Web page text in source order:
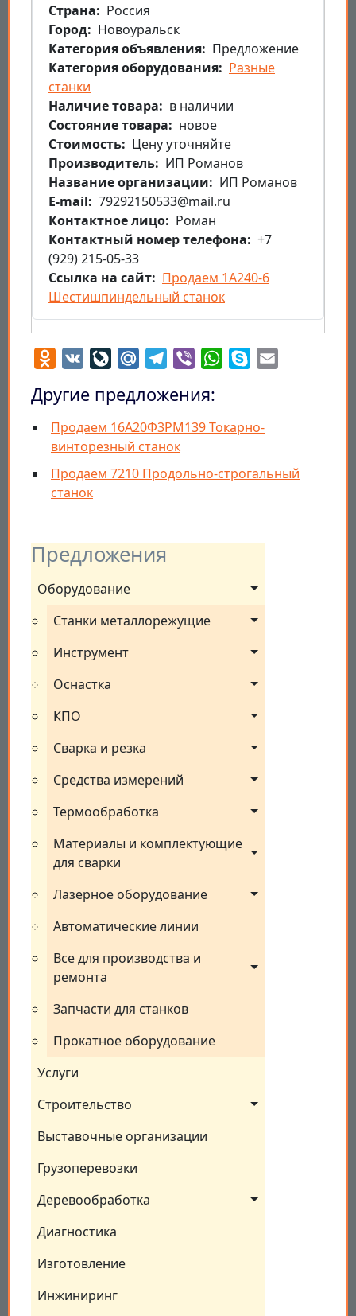
Предложения
Оборудование
Станки металлорежущие
Инструмент
Оснастка
КПО
Сварка и резка
Средства измерений
Термообработка
Материалы и комплектующие
для сварки
Лазерное оборудование
Автоматические линии
Все для производства и
ремонта
Запчасти для станков
Прокатное оборудование
Услуги
Строительство
Выставочные организации
Грузоперевозки
Деревообработка
Диагностика
Изготовление
Инжиниринг
Страна
Россия
Город
Новоуральск
Категория объявления
Предложение
Категория оборудования
Разные
станки
Наличие товара
в наличии
Состояние товара
новое
Стоимость
Цену уточняйте
Производитель
ИП Романов
Название организации
ИП Романов
E-mail
79292150533@mail.ru
Контактное лицо
Роман
Контактный номер телефона
+7
(929) 215-05-33
Ссылка на сайт
Продаем 1А240-6
Шестишпиндельный станок
Odnoklassniki
VK LiveJournal
Mail.RuTelegram
Viber WhatsApp
Skype
Другие предложения:
Продаем 16А20Ф3РМ139 Токарно-
винторезный станок
Продаем 7210 Продольно-строгальный
станок